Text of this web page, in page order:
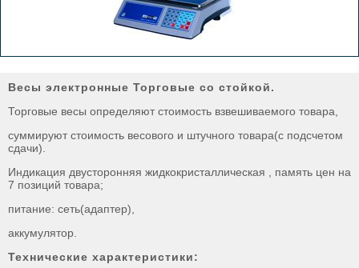
Весы электронные Торговые со стойкой.
Торговые весы определяют стоимость взвешиваемого товара,
суммируют стоимость весового и штучного товара(с подсчетом
сдачи).
Индикация двусторонняя жидкокристаллическая , память цен на
7 позиций товара;
питание: сеть(адаптер),
аккумулятор.
Технические характеристики: